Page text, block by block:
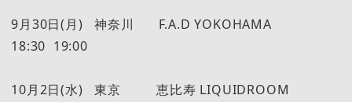
9月30日(月) 神奈川 F.A.D YOKOHAMA
18:30 19:00
10月2日(水) 東京 恵比寿 LIQUIDROOM